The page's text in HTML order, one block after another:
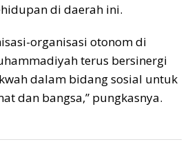
di daerah ini.
organisasi otonom di
terus bersinergi
dalam bidang sosial untuk
dan bangsa,” pungkasnya.